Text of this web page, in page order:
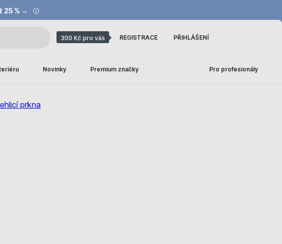
25 % →
% →
300 Kč pro vás REGISTRACE PŘIHLÁŠENÍ
Novinky Premium značky Pro profesionály
prkna